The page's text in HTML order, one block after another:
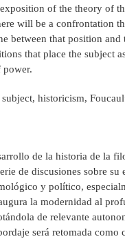
of the theory of
will be a confrontation
between that position and
that place the subject
power.
historicism,
de la historia de la
de discusiones sobre su
y político,
la modernidad al
de relevante
será retomada como